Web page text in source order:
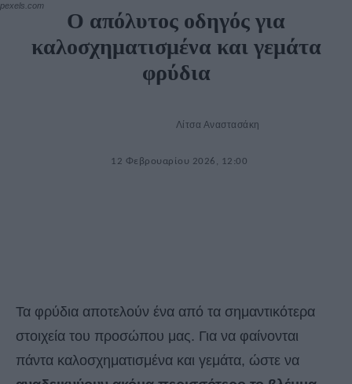
pexels.com
Ο απόλυτος οδηγός για
καλοσχηματισμένα και γεμάτα
φρύδια
Λίτσα Αναστασάκη
12 Φεβρουαρίου 2026, 12:00
Τα φρύδια αποτελούν ένα από τα σημαντικότερα
στοιχεία του προσώπου μας. Για να φαίνονται
πάντα καλοσχηματισμένα και γεμάτα, ώστε να